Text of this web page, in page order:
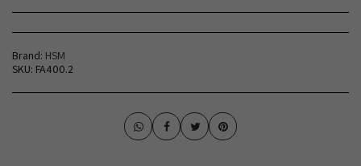
Brand: HSM
SKU: FA400.2